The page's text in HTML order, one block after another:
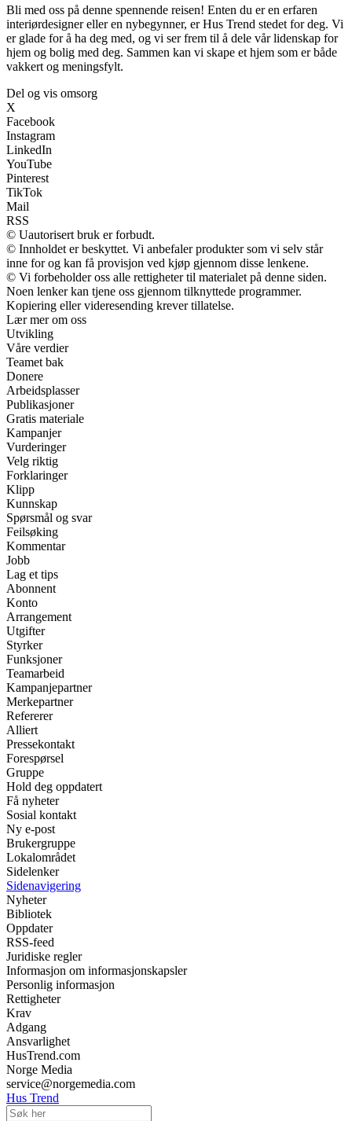
Bli med oss på denne spennende reisen! Enten du er en erfaren
interiørdesigner eller en nybegynner, er Hus Trend stedet for deg. Vi
er glade for å ha deg med, og vi ser frem til å dele vår lidenskap for
hjem og bolig med deg. Sammen kan vi skape et hjem som er både
vakkert og meningsfylt.
Del og vis omsorg
X
Facebook
Instagram
LinkedIn
YouTube
Pinterest
TikTok
Mail
RSS
© Uautorisert bruk er forbudt.
© Innholdet er beskyttet. Vi anbefaler produkter som vi selv står
inne for og kan få provisjon ved kjøp gjennom disse lenkene.
© Vi forbeholder oss alle rettigheter til materialet på denne siden.
Noen lenker kan tjene oss gjennom tilknyttede programmer.
Kopiering eller videresending krever tillatelse.
Lær mer om oss
Utvikling
Våre verdier
Teamet bak
Donere
Arbeidsplasser
Publikasjoner
Gratis materiale
Kampanjer
Vurderinger
Velg riktig
Forklaringer
Klipp
Kunnskap
Spørsmål og svar
Feilsøking
Kommentar
Jobb
Lag et tips
Abonnent
Konto
Arrangement
Utgifter
Styrker
Funksjoner
Teamarbeid
Kampanjepartner
Merkepartner
Refererer
Alliert
Pressekontakt
Forespørsel
Gruppe
Hold deg oppdatert
Få nyheter
Sosial kontakt
Ny e-post
Brukergruppe
Lokalområdet
Sidelenker
Sidenavigering
Nyheter
Bibliotek
Oppdater
RSS-feed
Juridiske regler
Informasjon om informasjonskapsler
Personlig informasjon
Rettigheter
Krav
Adgang
Ansvarlighet
HusTrend.com
Norge Media
service@norgemedia.com
Hus Trend